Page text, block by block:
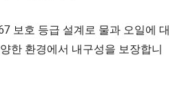
보호 등급 설계로 물과 오일에 대
한 환경에서 내구성을 보장합니